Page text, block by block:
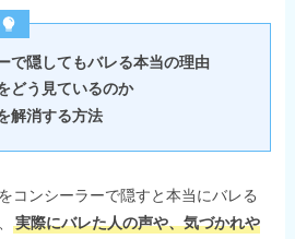
で隠してもバレる本当の理由
どう見ているのか
解消する方法
コンシーラーで隠すと本当にバレる
実際にバレた人の声や、気づかれや